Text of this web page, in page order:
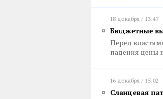
18 декабря / 13:47
Бюджетные
Перед
падения цены
16 декабря / 15:02
Сланцевая